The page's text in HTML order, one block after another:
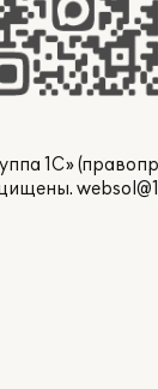
1С»